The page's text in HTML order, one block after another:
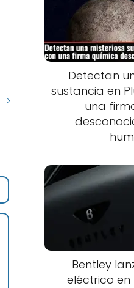
Detectan
sustancia en
una
Bentley
eléctrico